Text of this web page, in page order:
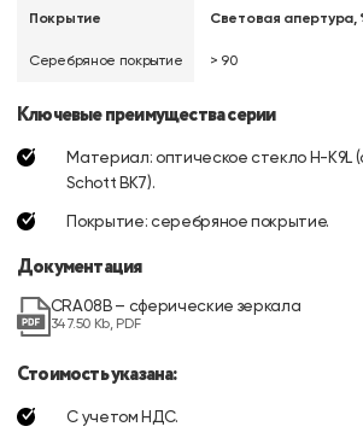
Покрытие
Серебряное покрытие
Световая апертура,
> 90
Ключевые преимущества серии
Материал: оптическое стекло H-K9L
Schott BK7).
Покрытие: серебряное покрытие.
Документация
CRA08B – сферические зеркала
347.50 Kb, PDF
Стоимость указана:
С учетом НДС.